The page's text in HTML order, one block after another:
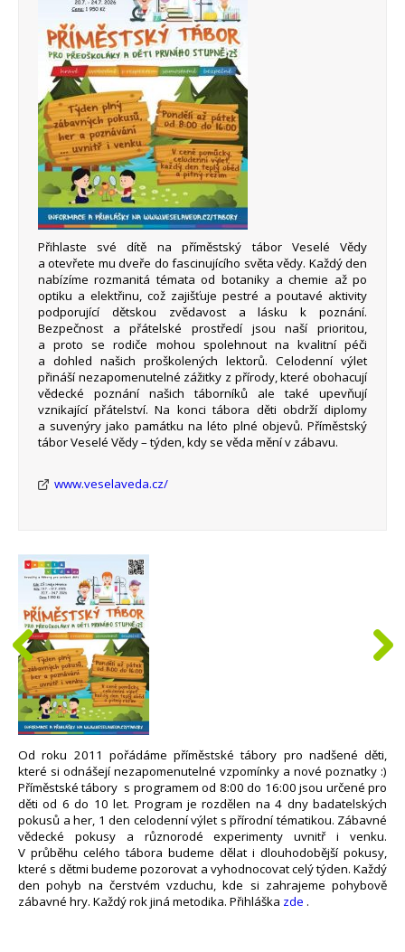
Přihlaste své dítě na příměstský tábor Veselé Vědy
a otevřete mu dveře do fascinujícího světa vědy. Každý den
nabízíme rozmanitá témata od botaniky a chemie až po
optiku a elektřinu, což zajišťuje pestré a poutavé aktivity
podporující dětskou zvědavost a lásku k poznání.
Bezpečnost a přátelské prostředí jsou naší prioritou,
a proto se rodiče mohou spolehnout na kvalitní péči
a dohled našich proškolených lektorů. Celodenní výlet
přináší nezapomenutelné zážitky z přírody, které obohacují
vědecké poznání našich táborníků ale také upevňují
vznikající přátelství. Na konci tábora děti obdrží diplomy
a suvenýry jako památku na léto plné objevů. Příměstský
tábor Veselé Vědy – týden, kdy se věda mění v zábavu.
www.veselaveda.cz/
Od roku 2011 pořádáme příměstské tábory pro nadšené děti,
které si odnášejí nezapomenutelné vzpomínky a nové poznatky :)
Příměstské tábory s programem od 8:00 do 16:00 jsou určené pro
děti od 6 do 10 let. Program je rozdělen na 4 dny badatelských
pokusů a her, 1 den celodenní výlet s přírodní tématikou. Zábavné
vědecké pokusy a různorodé experimenty uvnitř i venku.
V průběhu celého tábora budeme dělat i dlouhodobější pokusy,
které s dětmi budeme pozorovat a vyhodnocovat celý týden. Každý
den pohyb na čerstvém vzduchu, kde si zahrajeme pohybově
zábavné hry. Každý rok jiná metodika. Přihláška zde .